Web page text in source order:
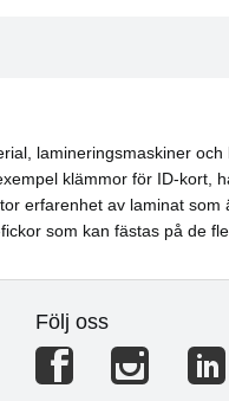
lamineringsmaskiner
klämmor för ID-kort,
erfarenhet av laminat
som kan fästas på de
Följ oss